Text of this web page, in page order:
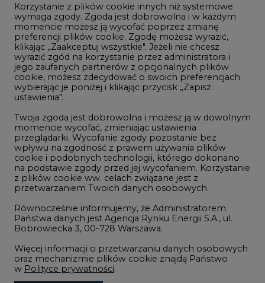
Innowacje i AI
Telekomunikacja i IT
Handel emisjami CO2
Wodór
Górnictwo
Atom
Fotowoltaika
Offshore wind
Zielone samorządy
Zielona gospodarka
Korzystanie z plików cookie innych niż systemowe
wymaga zgody. Zgoda jest dobrowolna i w każdym
momencie możesz ją wycofać poprzez zmianę
preferencji plików cookie. Zgodę możesz wyrazić,
klikając „Zaakceptuj wszystkie". Jeżeli nie chcesz
wyrazić zgód na korzystanie przez administratora i
jego zaufanych partnerów z opcjonalnych plików
cookie, możesz zdecydować o swoich preferencjach
wybierając je poniżej i klikając przycisk „Zapisz
ustawienia".
Twoja zgoda jest dobrowolna i możesz ją w dowolnym
momencie wycofać, zmieniając ustawienia
przeglądarki. Wycofanie zgody pozostanie bez
wpływu na zgodność z prawem używania plików
cookie i podobnych technologii, którego dokonano
na podstawie zgody przed jej wycofaniem. Korzystanie
z plików cookie ww. celach związane jest z
przetwarzaniem Twoich danych osobowych.
Równocześnie informujemy, że Administratorem
Państwa danych jest Agencja Rynku Energii S.A., ul.
Bobrowiecka 3, 00-728 Warszawa.
Więcej informacji o przetwarzaniu danych osobowych
oraz mechanizmie plików cookie znajdą Państwo
w Polityce prywatności.